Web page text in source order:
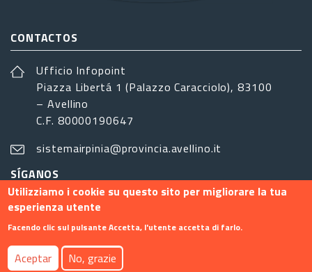
CONTACTOS
Ufficio Infopoint
Piazza Libertá 1 (Palazzo Caracciolo), 83100
– Avellino
C.F. 80000190647
sistemairpinia@provincia.avellino.it
SÍGANOS
Footer menu
Contacto Info
Utilizziamo i cookie su questo sito per migliorare la tua
esperienza utente
Facendo clic sul pulsante Accetta, l'utente accetta di farlo.
Aceptar No, grazie